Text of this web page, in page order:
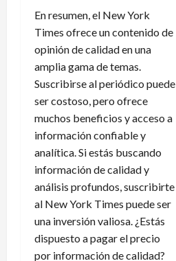
En resumen, el New York
Times ofrece un contenido de
opinión de calidad en una
amplia gama de temas.
Suscribirse al periódico puede
ser costoso, pero ofrece
muchos beneficios y acceso a
información confiable y
analítica. Si estás buscando
información de calidad y
análisis profundos, suscribirte
al New York Times puede ser
una inversión valiosa. ¿Estás
dispuesto a pagar el precio
por información de calidad?